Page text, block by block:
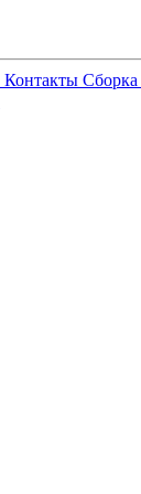
Контакты Сборка